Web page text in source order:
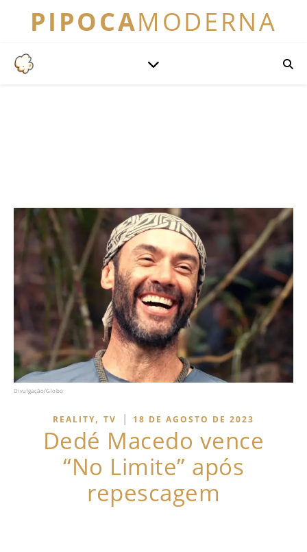
PIPOCAMODERNA
Divulgação/Globo
REALITY, TV | 18 DE AGOSTO DE 2023
Dedé Macedo vence
“No Limite” após
repescagem